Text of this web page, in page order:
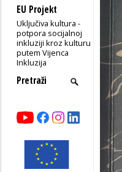
EU Projekt
Uključiva kultura -
potpora socijalnoj
inkluziji kroz kulturu
putem Vijenca
Inkluzija